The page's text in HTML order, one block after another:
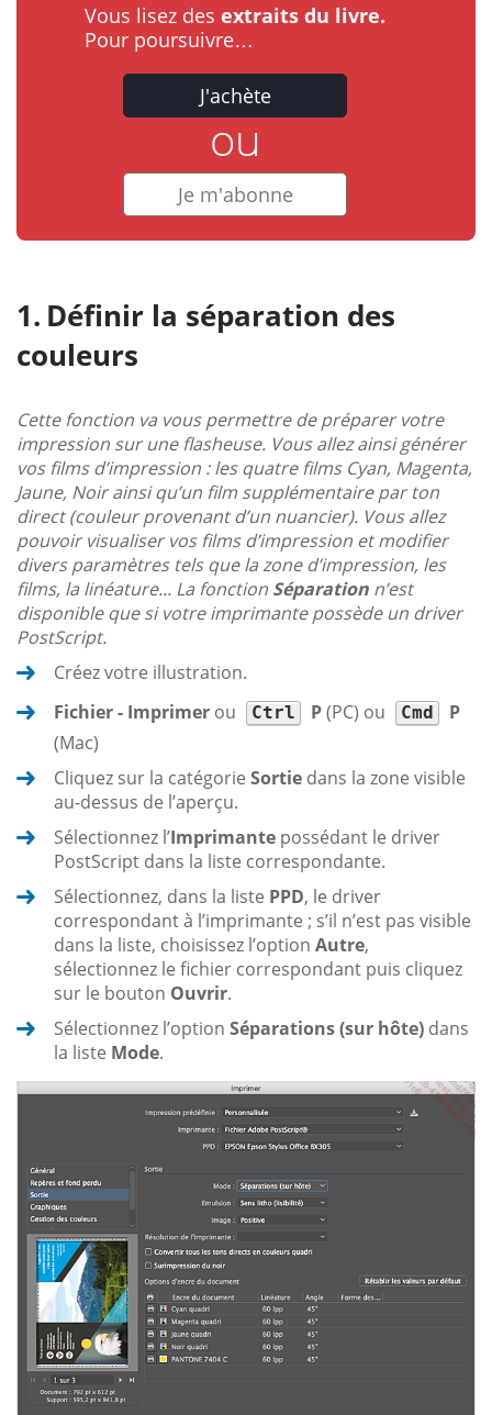
Vous lisez des extraits du livre.
Pour poursuivre…
J'achète
ou
Je m'abonne
Définir la séparation des
couleurs
Cette fonction va vous permettre de préparer votre
impression sur une flasheuse. Vous allez ainsi générer
vos films d’impression : les quatre films Cyan, Magenta,
Jaune, Noir ainsi qu’un film supplémentaire par ton
direct (couleur provenant d’un nuancier). Vous allez
pouvoir visualiser vos films d’impression et modifier
divers paramètres tels que la zone d’impression, les
films, la linéature... La fonction Séparation n’est
disponible que si votre imprimante possède un driver
PostScript.
Créez votre illustration.
Fichier - Imprimer ou Ctrl P(PC) ou Cmd
P
(Mac)
Cliquez sur la catégorie Sortie dans la zone visible
au-dessus de l’aperçu.
Sélectionnez l’Imprimante possédant le driver
PostScript dans la liste correspondante.
Sélectionnez, dans la liste PPD, le driver
correspondant à l’imprimante ; s’il n’est pas visible
dans la liste, choisissez l’option Autre,
sélectionnez le fichier correspondant puis cliquez
sur le bouton Ouvrir.
Sélectionnez l’option Séparations (sur hôte) dans
la liste Mode.